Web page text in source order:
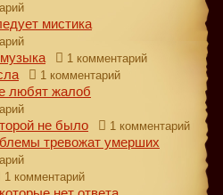
мистика
1 комментарий
1 комментарий
любят жалоб
не было 1 комментарий
тревожат умерших
1 комментарий